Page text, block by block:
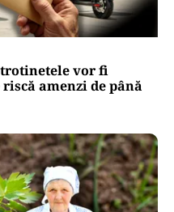
vor fi
amenzi de până